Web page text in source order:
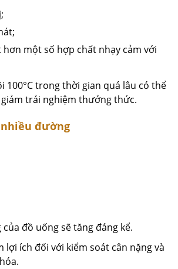
một số hợp chất nhạy cảm với
100°C trong thời gian quá lâu có thể
trải nghiệm thưởng thức.
đường
đồ uống sẽ tăng đáng kể.
lợi ích đối với kiểm soát cân nặng và